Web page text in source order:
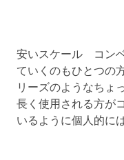
安いスケール コン
ていくのもひとつの
リーズのようなちょ
長く使用される方が
いるように個人的に